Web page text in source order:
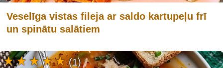
Veselīga vistas fileja ar saldo kartupeļu frī
un spinātu salātiem
(1)